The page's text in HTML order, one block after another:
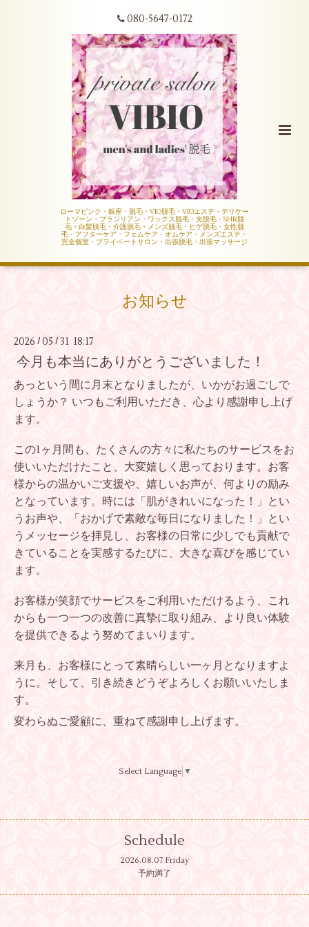
080-5647-0172
ローマピンク・銀座・脱毛・VIO脱毛・VIOエステ・デリケー
トゾーン・ブラジリアン・ワックス脱毛・光脱毛・SHR脱
毛・白髪脱毛・介護脱毛・メンズ脱毛・ヒゲ脱毛・女性脱
毛・アフターケア・フェムケア・オムケア・メンズエステ・
完全個室・プライベートサロン・出張脱毛・出張マッサージ
お知らせ
2026 / 05 /31 18:17
今月も本当にありがとうございました！
あっという間に月末となりましたが、いかがお過ごしで
しょうか？ いつもご利用いただき、心より感謝申し上げ
ます。
この1ヶ月間も、たくさんの方々に私たちのサービスをお
使いいただけたこと、大変嬉しく思っております。お客
様からの温かいご支援や、嬉しいお声が、何よりの励み
となっています。時には「肌がきれいになった！」とい
うお声や、「おかげで素敵な毎日になりました！」とい
うメッセージを拝見し、お客様の日常に少しでも貢献で
きていることを実感するたびに、大きな喜びを感じてい
ます。
お客様が笑顔でサービスをご利用いただけるよう、これ
からも一つ一つの改善に真摯に取り組み、より良い体験
を提供できるよう努めてまいります。
来月も、お客様にとって素晴らしい一ヶ月となりますよ
うに。そして、引き続きどうぞよろしくお願いいたしま
す。
変わらぬご愛顧に、重ねて感謝申し上げます。
Select Language ▼
Schedule
2026.08.07 Friday
予約満了